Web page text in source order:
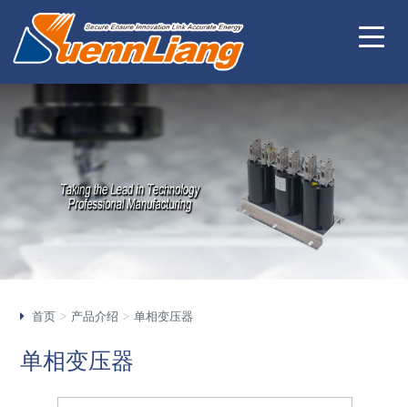
首页 产品介绍 单相变压器
单相变压器